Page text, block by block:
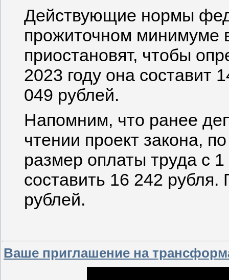
Действующие нормы
прожиточном минимуме
приостановят, чтобы
2023 году она составит
049 рублей.
Напомним, что ранее
чтении проект закона,
размер оплаты труда с
составить 16 242
рублей.
Ваше приглашение на